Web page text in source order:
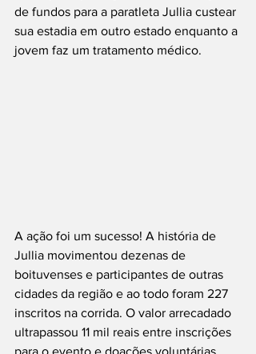
de fundos para a paratleta Jullia custear
sua estadia em outro estado enquanto a
jovem faz um tratamento médico.
A ação foi um sucesso! A história de
Jullia movimentou dezenas de
boituvenses e participantes de outras
cidades da região e ao todo foram 227
inscritos na corrida. O valor arrecadado
ultrapassou 11 mil reais entre inscrições
para o evento e doações voluntárias.